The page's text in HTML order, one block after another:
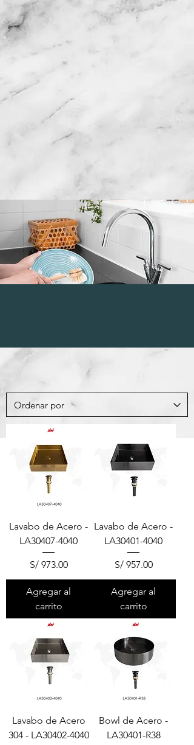
Lavabo de Acero -
LA30407-4040
Precio
S/ 973.00
Agregar al
carrito
Lavabo de Acero -
LA30401-4040
Precio
S/ 957.00
Agregar al
carrito
Lavabo de Acero
304 - LA30402-4040
Bowl de Acero -
LA30401-R38